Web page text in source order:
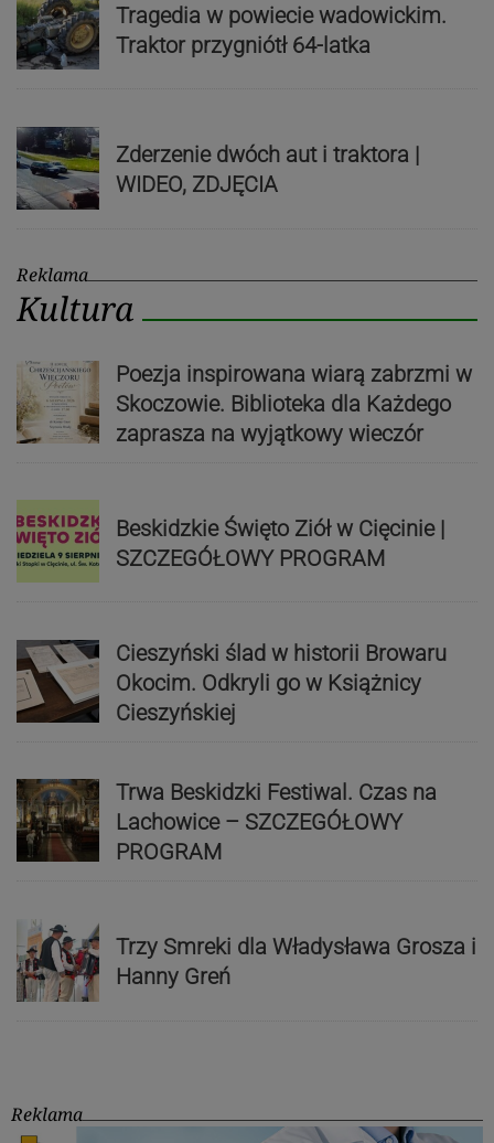
Tragedia w powiecie wadowickim.
Traktor przygniótł 64-latka
Zderzenie dwóch aut i traktora |
WIDEO, ZDJĘCIA
Reklama
Kultura
Poezja inspirowana wiarą zabrzmi w
Skoczowie. Biblioteka dla Każdego
zaprasza na wyjątkowy wieczór
Beskidzkie Święto Ziół w Cięcinie |
SZCZEGÓŁOWY PROGRAM
Cieszyński ślad w historii Browaru
Okocim. Odkryli go w Książnicy
Cieszyńskiej
Trwa Beskidzki Festiwal. Czas na
Lachowice – SZCZEGÓŁOWY
PROGRAM
Trzy Smreki dla Władysława Grosza i
Hanny Greń
Reklama